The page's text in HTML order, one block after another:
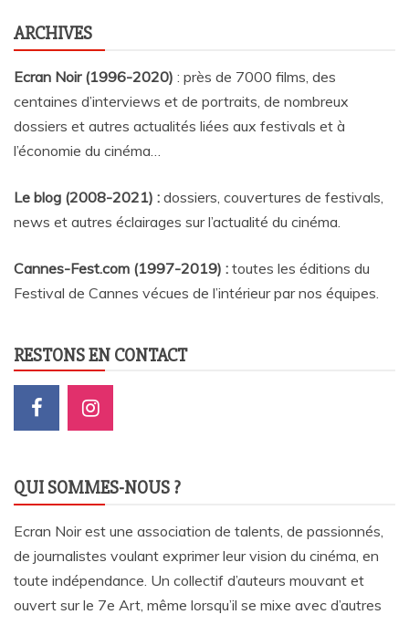
ARCHIVES
Ecran Noir (1996-2020) : près de 7000 films, des
centaines d’interviews et de portraits, de nombreux
dossiers et autres actualités liées aux festivals et à
l’économie du cinéma…
Le blog (2008-2021) : dossiers, couvertures de festivals,
news et autres éclairages sur l’actualité du cinéma
Cannes-Fest.com (1997-2019) : toutes les éditions du
Festival de Cannes vécues de l’intérieur par nos équipes.
RESTONS EN CONTACT
QUI SOMMES-NOUS ?
Ecran Noir est une association de talents, de passionnés,
de journalistes voulant exprimer leur vision du cinéma, en
toute indépendance. Un collectif d’auteurs mouvant et
ouvert sur le 7e Art, même lorsqu’il se mixe avec d’autres